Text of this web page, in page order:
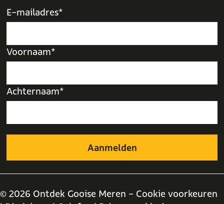
E-mailadres*
Voornaam*
Achternaam*
© 2026 Ontdek Gooise Meren - Cookie voorkeuren